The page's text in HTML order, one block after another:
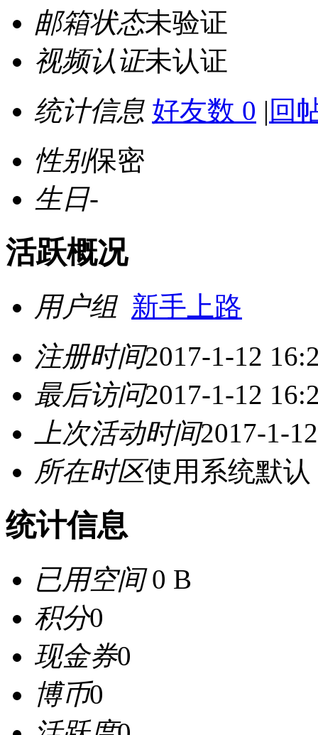
邮箱状态未验证
视频认证未认证
统计信息 好友数 0 | 回
性别保密
生日-
活跃概况
用户组 新手上路
注册时间2017-1-12
最后访问2017-1-12
上次活动时间2017-1-
所在时区使用系统默认
统计信息
已用空间0 B
积分0
现金券0
博币0